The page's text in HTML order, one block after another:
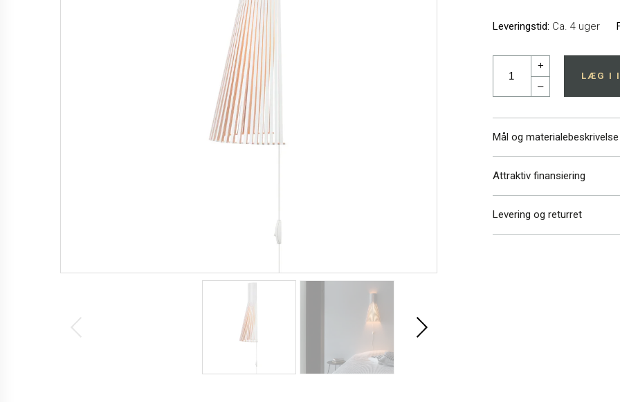
Leveringstid: Ca. 4 uger
+
–
LÆG I
Mål og materialebeskrivelse
Bredde
Højde
Ledningslængde
Attraktiv finansiering
Levering og returret